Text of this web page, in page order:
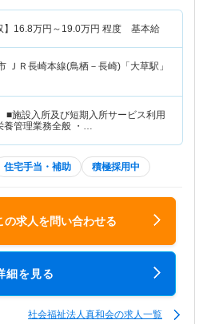
16.8万円～ 19.0万円 程度 基本給
ＪＲ長崎本線(鳥栖－長崎)「大草駅」
■施設入所及び短期入所サービス利用
養管理業務全般 ・…
住宅手当・補助 積極採用中
の求人を問い合わせる
細を見る
社会福祉法人真和会の求人一覧